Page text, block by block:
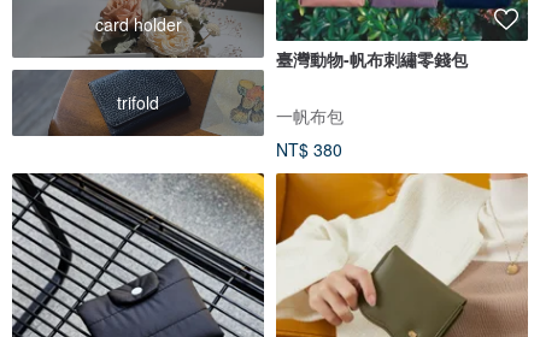
card holder
trifold
臺灣動物-帆布刺繡零錢包
一帆布包
NT$ 380